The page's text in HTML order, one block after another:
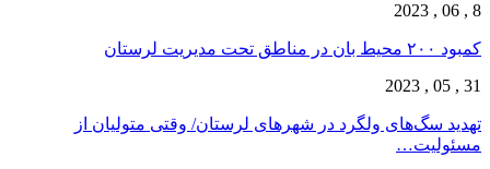
8 , 06 , 2023
کمبود ۲۰۰ محیط بان در مناطق تحت مدیریت لرستان
31 , 05 , 2023
تهدید سگ‌های ولگرد در شهرهای لرستان/ وقتی متولیان از
مسئولیت…